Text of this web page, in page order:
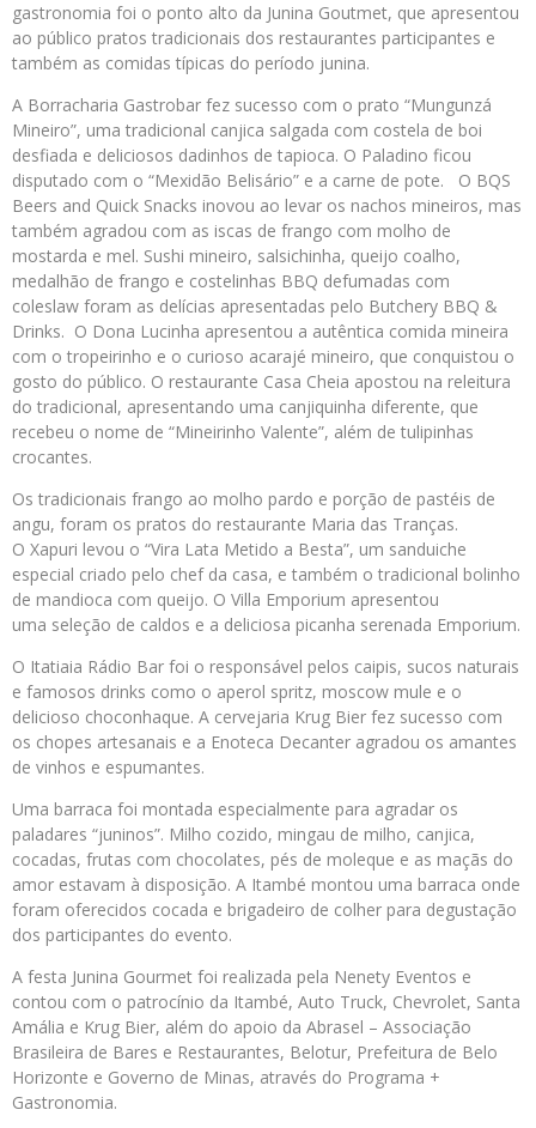
gastronomia foi o ponto alto da Junina Goutmet, que apresentou
ao público pratos tradicionais dos restaurantes participantes e
também as comidas típicas do período junina.
A Borracharia Gastrobar fez sucesso com o prato “Mungunzá
Mineiro”, uma tradicional canjica salgada com costela de boi
desfiada e deliciosos dadinhos de tapioca. O Paladino ficou
disputado com o “Mexidão Belisário” e a carne de pote. O BQS
Beers and Quick Snacks inovou ao levar os nachos mineiros, mas
também agradou com as iscas de frango com molho de
mostarda e mel. Sushi mineiro, salsichinha, queijo coalho,
medalhão de frango e costelinhas BBQ defumadas com
coleslaw foram as delícias apresentadas pelo Butchery BBQ &
Drinks. O Dona Lucinha apresentou a autêntica comida mineira
com o tropeirinho e o curioso acarajé mineiro, que conquistou o
gosto do público. O restaurante Casa Cheia apostou na releitura
do tradicional, apresentando uma canjiquinha diferente, que
recebeu o nome de “Mineirinho Valente”, além de tulipinhas
crocantes.
Os tradicionais frango ao molho pardo e porção de pastéis de
angu, foram os pratos do restaurante Maria das Tranças.
O Xapuri levou o “Vira Lata Metido a Besta”, um sanduiche
especial criado pelo chef da casa, e também o tradicional bolinho
de mandioca com queijo. O Villa Emporium apresentou
uma seleção de caldos e a deliciosa picanha serenada Emporium.
O Itatiaia Rádio Bar foi o responsável pelos caipis, sucos naturais
e famosos drinks como o aperol spritz, moscow mule e o
delicioso choconhaque. A cervejaria Krug Bier fez sucesso com
os chopes artesanais e a Enoteca Decanter agradou os amantes
de vinhos e espumantes.
Uma barraca foi montada especialmente para agradar os
paladares “juninos”. Milho cozido, mingau de milho, canjica,
cocadas, frutas com chocolates, pés de moleque e as maçãs do
amor estavam à disposição. A Itambé montou uma barraca onde
foram oferecidos cocada e brigadeiro de colher para degustação
dos participantes do evento.
A festa Junina Gourmet foi realizada pela Nenety Eventos e
contou com o patrocínio da Itambé, Auto Truck, Chevrolet, Santa
Amália e Krug Bier, além do apoio da Abrasel – Associação
Brasileira de Bares e Restaurantes, Belotur, Prefeitura de Belo
Horizonte e Governo de Minas, através do Programa +
Gastronomia.